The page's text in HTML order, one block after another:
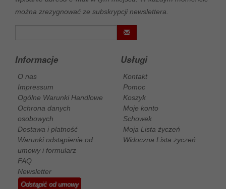
można zrezygnować ze subskrypcji newslettera.
Informacje
O nas
Impressum
Ogólne Warunki Handlowe
Ochrona danych
osobowych
Dostawa i platność
Warunki odstąpienie od
umowy i formularz
FAQ
Newsletter
Odstąpić od umowy
Usługi
Kontakt
Pomoc
Koszyk
Moje konto
Schowek
Moja Lista życzeń
Widoczna Lista życzeń